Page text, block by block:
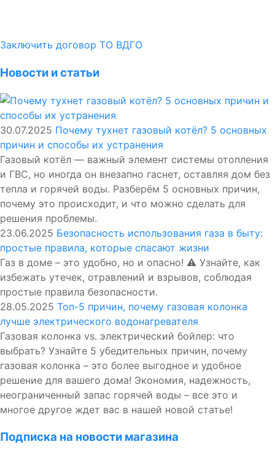
Заключить договор ТО ВДГО
Новости и статьи
30.07.2025 Почему тухнет газовый котёл? 5 основных
причин и способы их устранения
Газовый котёл — важный элемент системы отопления
и ГВС, но иногда он внезапно гаснет, оставляя дом без
тепла и горячей воды. Разберём 5 основных причин,
почему это происходит, и что можно сделать для
решения проблемы.
23.06.2025 Безопасность использования газа в быту:
простые правила, которые спасают жизни
Газ в доме – это удобно, но и опасно! ⚠️ Узнайте, как
избежать утечек, отравлений и взрывов, соблюдая
простые правила безопасности.
28.05.2025 Топ-5 причин, почему газовая колонка
лучше электрического водонагревателя
Газовая колонка vs. электрический бойлер: что
выбрать? Узнайте 5 убедительных причин, почему
газовая колонка – это более выгодное и удобное
решение для вашего дома! Экономия, надежность,
неограниченный запас горячей воды – все это и
многое другое ждет вас в нашей новой статье!
Подписка на новости магазина